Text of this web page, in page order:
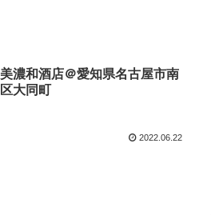
美濃和酒店＠愛知県名古屋市南
区大同町
2022.06.22